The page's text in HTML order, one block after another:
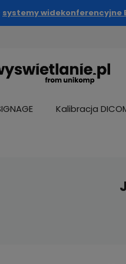
systemy widekonferencyjne
Kalibracja